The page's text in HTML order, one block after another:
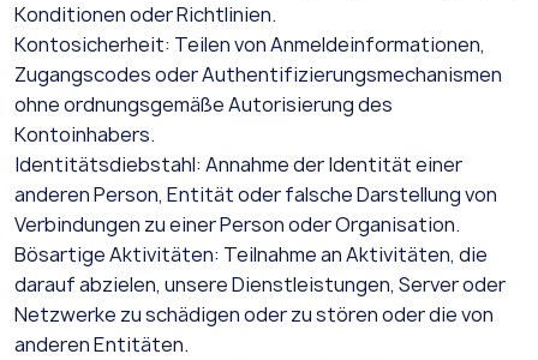
Konditionen oder Richtlinien.
Kontosicherheit: Teilen von Anmeldeinformationen,
Zugangscodes oder Authentifizierungsmechanismen
ohne ordnungsgemäße Autorisierung des
Kontoinhabers.
Identitätsdiebstahl: Annahme der Identität einer
anderen Person, Entität oder falsche Darstellung von
Verbindungen zu einer Person oder Organisation.
Bösartige Aktivitäten: Teilnahme an Aktivitäten, die
darauf abzielen, unsere Dienstleistungen, Server oder
Netzwerke zu schädigen oder zu stören oder die von
anderen Entitäten.